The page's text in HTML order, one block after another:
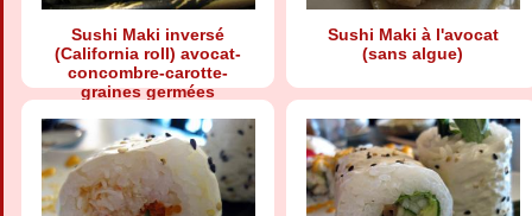
Sushi Maki inversé
(California roll) avocat-
concombre-carotte-
graines germées
Sushi Maki à l'avocat
(sans algue)